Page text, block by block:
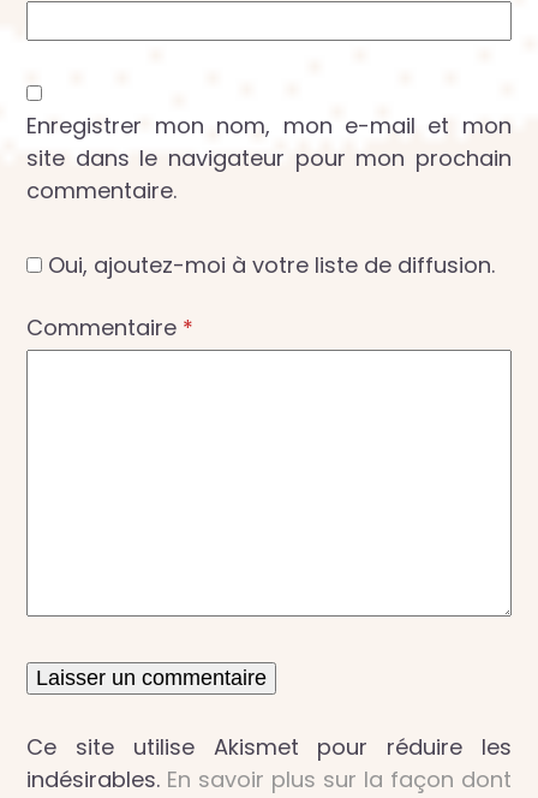
Enregistrer mon nom, mon e-mail et mon
site dans le navigateur pour mon prochain
commentaire.
Oui, ajoutez-moi à votre liste de diffusion.
Commentaire *
Ce site utilise Akismet pour réduire les
indésirables. En savoir plus sur la façon dont